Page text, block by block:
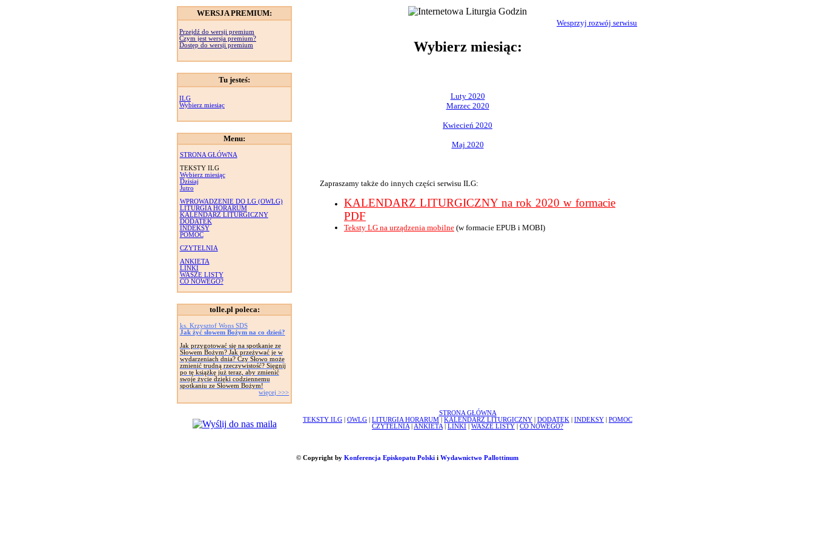
WERSJA PREMIUM:
Przejdź do wersji premium
Czym jest wersja premium?
Dostęp do wersji premium
Tu jesteś:
ILG
Wybierz miesiąc
Menu:
STRONA GŁÓWNA
TEKSTY ILG
Wybierz miesiąc
Dzisiaj
Jutro
WPROWADZENIE DO LG (OWLG)
LITURGIA HORARUM
KALENDARZ LITURGICZNY
DODATEK
INDEKSY
POMOC
CZYTELNIA
ANKIETA
LINKI
WASZE LISTY
CO NOWEGO?
tolle.pl poleca:
ks. Krzysztof Wons SDS
Jak żyć słowem Bożym na co dzień?
Jak przygotować się na spotkanie ze
Słowem Bożym? Jak przeżywać je w
wydarzeniach dnia? Czy Słowo może
zmienić trudną rzeczywistość? Sięgnij
po tę książkę już teraz, aby zmienić
swoje życie dzięki codziennemu
spotkaniu ze Słowem Bożym!
więcej >>>
Wesprzyj rozwój serwisu
Wybierz miesiąc:
Luty 2020
Marzec 2020
Kwiecień 2020
Maj 2020
Zapraszamy także do innych części serwisu ILG:
KALENDARZ LITURGICZNY na rok 2020 w formacie
PDF
Teksty LG na urządzenia mobilne (w formacie EPUB i MOBI)
STRONA GŁÓWNA
TEKSTY ILG
OWLG LITURGIA HORARUM KALENDARZ LITURGICZNY DODATEK INDEKSY
POMOC
CZYTELNIA
ANKIETA LINKI WASZE LISTY CO NOWEGO?
© Copyright by Konferencja Episkopatu Polskii Wydawnictwo Pallottinum